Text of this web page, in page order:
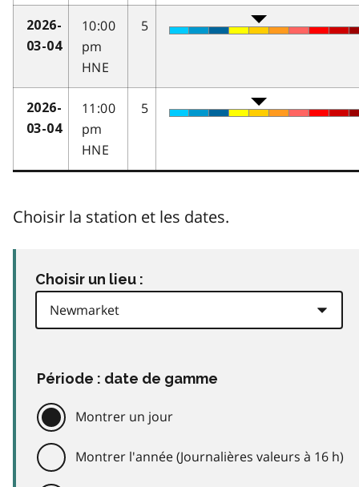
2026-
03-04
10:00
pm
HNE
5
2026-
03-04
11:00
pm
HNE
5
Choisir la station et les dates.
Choisir un lieu :
Période : date de gamme
Montrer un jour
Montrer l'année (Journalières valeurs à 16 h)